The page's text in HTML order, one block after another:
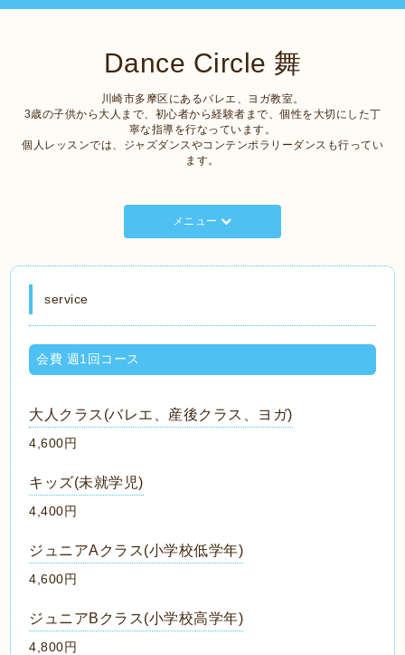
Dance Circle 舞
川崎市多摩区にあるバレエ、ヨガ教室。
3歳の子供から大人まで、初心者から経験者まで、個性を大切にした丁
寧な指導を行なっています。
個人レッスンでは、ジャズダンスやコンテンポラリーダンスも行ってい
ます。
メニュー
service
会費 週1回コース
大人クラス(バレエ、産後クラス、ヨガ)
4,600円
キッズ(未就学児)
4,400円
ジュニアAクラス(小学校低学年)
4,600円
ジュニアBクラス(小学校高学年)
4,800円